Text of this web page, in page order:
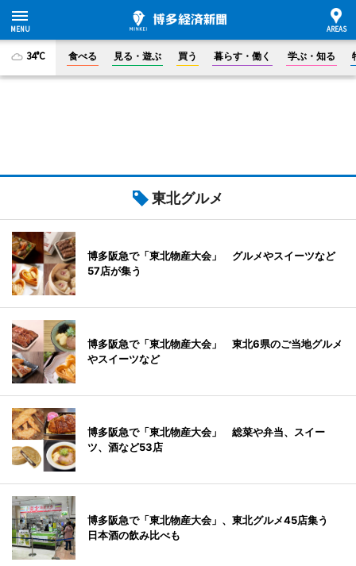
34°C 食べる 見る・遊ぶ 買う 暮らす・働く 学ぶ・知る
東北グルメ
博多阪急で「東北物産大会」 グルメやスイーツなど
57店が集う
博多阪急で「東北物産大会」 東北6県のご当地グルメ
やスイーツなど
博多阪急で「東北物産大会」 総菜や弁当、スイー
ツ、酒など53店
博多阪急で「東北物産大会」、東北グルメ45店集う
日本酒の飲み比べも